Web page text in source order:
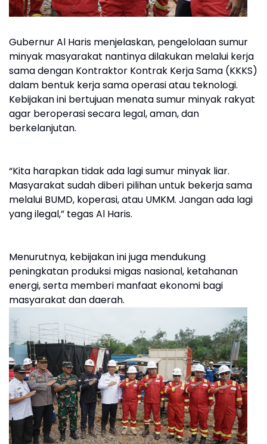
Gubernur Al Haris menjelaskan, pengelolaan sumur
minyak masyarakat nantinya dilakukan melalui kerja
sama dengan Kontraktor Kontrak Kerja Sama (KKKS)
dalam bentuk kerja sama operasi atau teknologi.
Kebijakan ini bertujuan menata sumur minyak rakyat
agar beroperasi secara legal, aman, dan
berkelanjutan.
“Kita harapkan tidak ada lagi sumur minyak liar.
Masyarakat sudah diberi pilihan untuk bekerja sama
melalui BUMD, koperasi, atau UMKM. Jangan ada lagi
yang ilegal,” tegas Al Haris.
Menurutnya, kebijakan ini juga mendukung
peningkatan produksi migas nasional, ketahanan
energi, serta memberi manfaat ekonomi bagi
masyarakat dan daerah.